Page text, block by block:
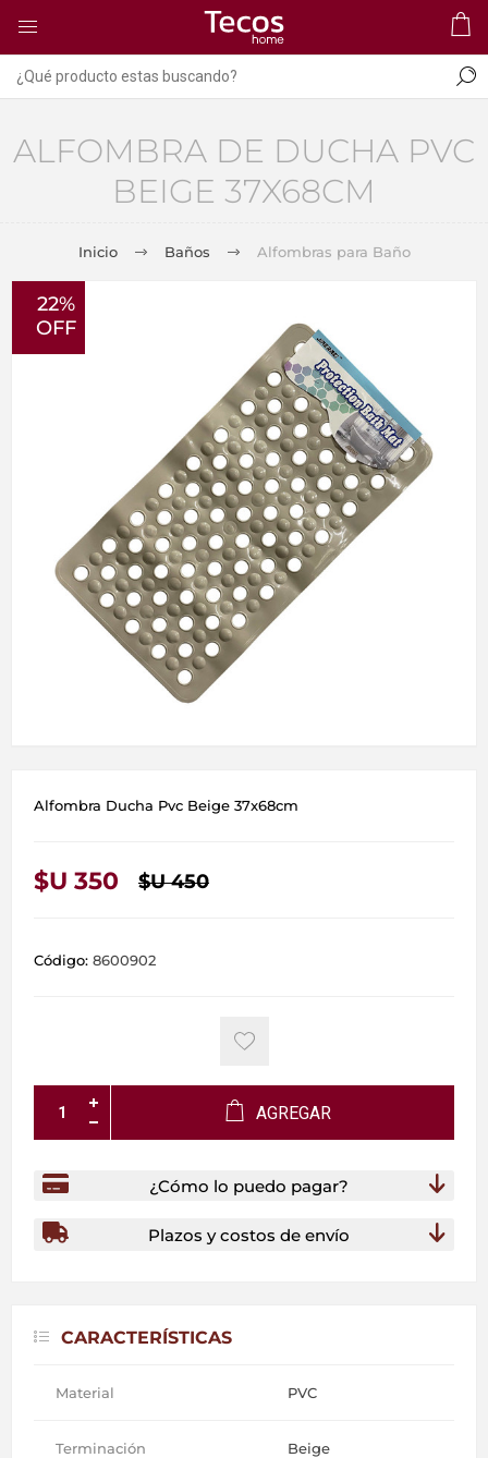
ALFOMBRA DE DUCHA PVC
BEIGE 37X68CM
Inicio Baños Alfombras para Baño
22%
OFF
Alfombra Ducha Pvc Beige 37x68cm
$U 350 $U 450
Código: 8600902
AGREGAR
¿Cómo lo puedo pagar?
Plazos y costos de envío
CARACTERÍSTICAS
Material PVC
Terminación Beige